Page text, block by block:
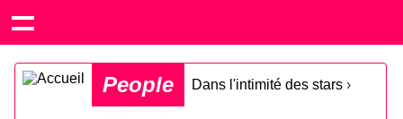
People Dans l'intimité des stars ›